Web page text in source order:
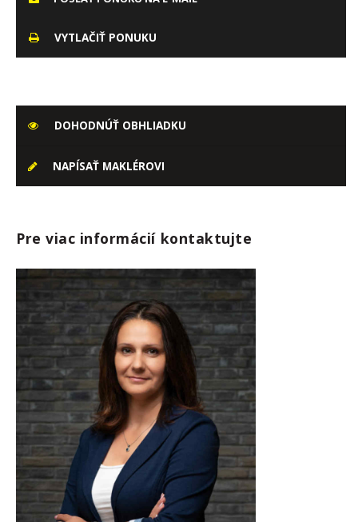
VYTLAČIŤ PONUKU
DOHODNÚŤ OBHLIADKU
NAPÍSAŤ MAKLÉROVI
Pre viac informácií kontaktujte